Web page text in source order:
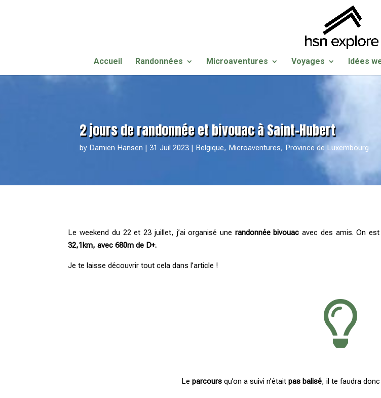
Accueil Randonnées Microaventures Voyages Idées
2 jours de randonnée et bivouac à Saint-Hubert
by Damien Hansen 31 Juil 2023 Belgique, Microaventures, Province de Luxembourg
Le weekend du 22 et 23 juillet, j’ai organisé une randonnée bivouac avec des amis. On
32,1km, avec 680m de D+.
Je te laisse découvrir tout cela dans l’article !

Le parcours qu’on a suivi n’était pas balisé, il te faudra donc